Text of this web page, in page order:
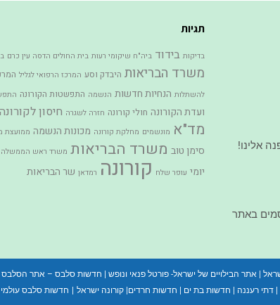
אלינו!
באתר
תגיות
בדיקות בידוד ביה"ח שיקומי רעות בית החולים הדסה עין כרם
משרד הבריאות היבדק וסע המרכז הרפואי לגליל
להשתלות הנחיות חדשות הנשמה התפשטות הקורונה
ועדת הקורונה חולי קורונה חזרה לשגרה חיסון לקורונה
מד"א מונשמים מחלקת קורונה מכונות הנשמה ממועצת
סימן טוב משרד הבריאות משרד ראש הממשלה
יומי עופר שלח קורונה רמדאן שר הבריאות
אתר הבילויים של ישראל- פורטל פנאי ונופש חדשות סלבס – אתר הסלבס
דתי רעננה חדשות בת ים חדשות חרדים קורונה ישראל חדשות סלבס עולמי